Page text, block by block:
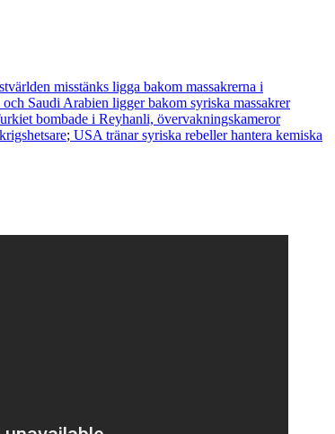
misstänks ligga bakom massakrerna i
Saudi Arabien ligger bakom syriska massakrer
bombade i Reyhanli, övervakningskameror
; USA tränar syriska rebeller hantera kemiska